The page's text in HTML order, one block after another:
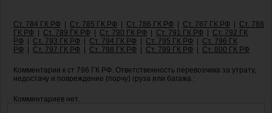
Ст. 784 ГК РФ Ст. 785 ГК РФ Ст. 786 ГК РФ Ст. 787 ГК РФ
Ст. 788
ГК РФ
Ст. 789 ГК РФ Ст. 790 ГК РФ Ст. 791 ГК РФ
Ст. 792 ГК
РФ
Ст. 793 ГК РФ Ст. 794 ГК РФ Ст. 795 ГК РФ
Ст. 796 ГК
РФ
Ст. 797 ГК РФ Ст. 798 ГК РФ Ст. 799 ГК РФ Ст. 800 ГК РФ
Комментарии к ст 796 ГК РФ. Ответственность перевозчика за утрату,
недостачу и повреждение (порчу) груза или багажа :
Комментариев нет.